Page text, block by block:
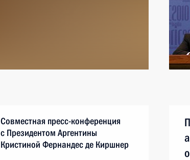
Совместная пресс-конференция
с Президентом Аргентины
Кристиной Фернандес де Киршнер